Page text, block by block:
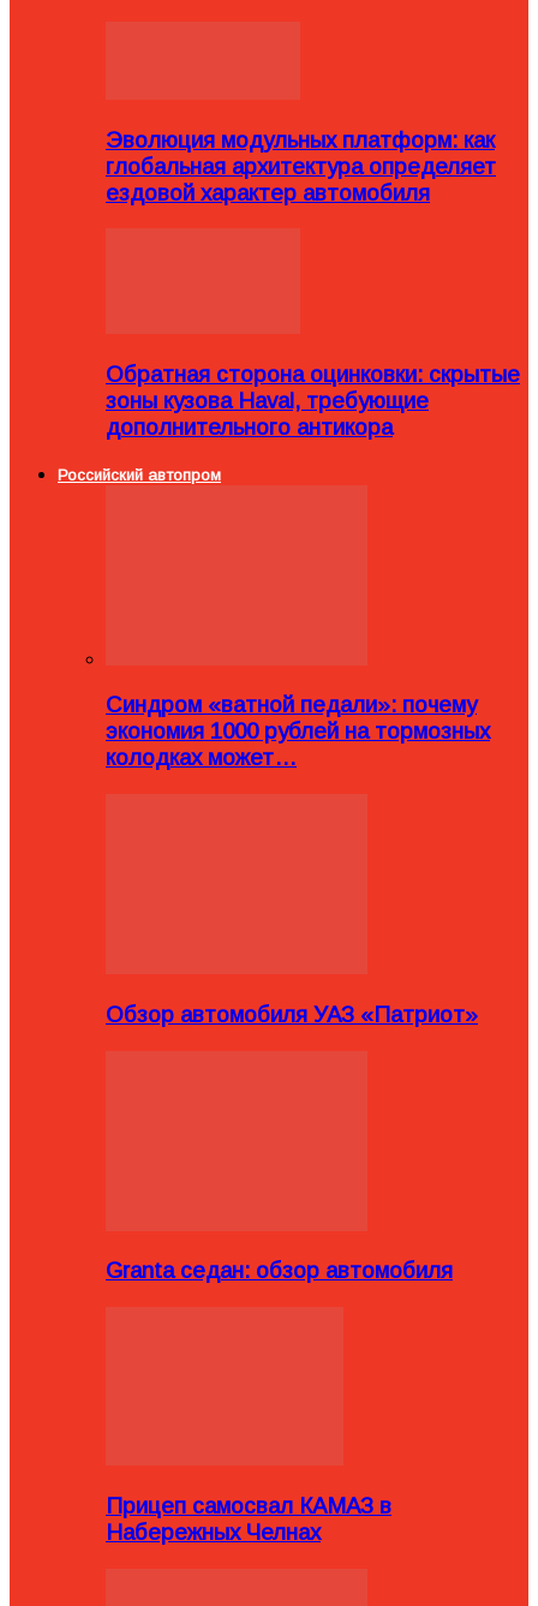
Эволюция модульных платформ: как
глобальная архитектура определяет
ездовой характер автомобиля
Обратная сторона оцинковки: скрытые
зоны кузова Haval, требующие
дополнительного антикора
Российский автопром
Синдром «ватной педали»: почему
экономия 1000 рублей на тормозных
колодках может…
Обзор автомобиля УАЗ «Патриот»
Granta седан: обзор автомобиля
Прицеп самосвал КАМАЗ в
Набережных Челнах